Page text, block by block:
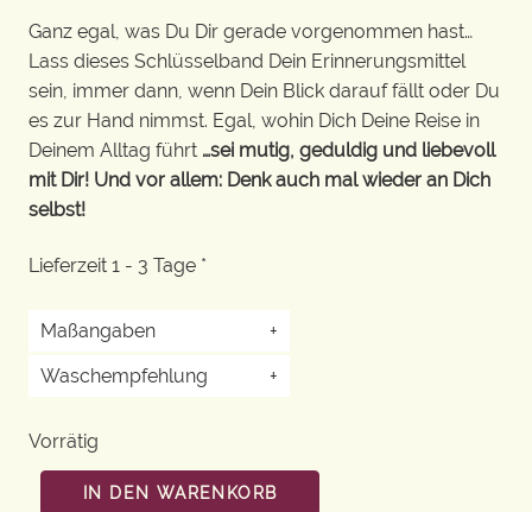
Ganz egal, was Du Dir gerade vorgenommen hast…
Lass dieses Schlüsselband Dein Erinnerungsmittel
sein, immer dann, wenn Dein Blick darauf fällt oder Du
es zur Hand nimmst. Egal, wohin Dich Deine Reise in
Deinem Alltag führt …sei mutig, geduldig und liebevoll
mit Dir! Und vor allem: Denk auch mal wieder an Dich
selbst!
Lieferzeit 1 - 3 Tage *
Maßangaben
+
Waschempfehlung
+
Vorrätig
IN DEN WARENKORB